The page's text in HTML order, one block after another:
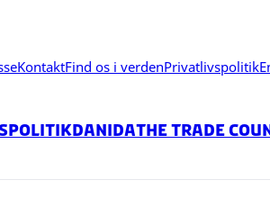
KontaktFind os i verdenPrivatlivspolitik
DanidaThe Trade